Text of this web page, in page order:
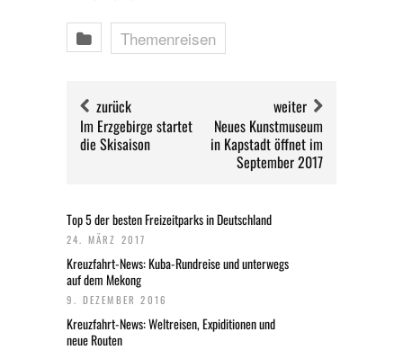
Themenreisen
zurück
Im Erzgebirge startet
die Skisaison
weiter
Neues Kunstmuseum
in Kapstadt öffnet im
September 2017
Top 5 der besten Freizeitparks in Deutschland
24. MÄRZ 2017
Kreuzfahrt-News: Kuba-Rundreise und unterwegs
auf dem Mekong
9. DEZEMBER 2016
Kreuzfahrt-News: Weltreisen, Expiditionen und
neue Routen